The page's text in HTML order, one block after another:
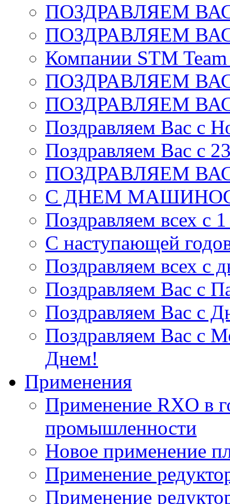
ПОЗДРАВЛЯЕМ
ПОЗДРАВЛЯЕМ
Компании STM Team
ПОЗДРАВЛЯЕМ
ПОЗДРАВЛЯЕМ
Поздравляем Вас с
Поздравляем Вас c
ПОЗДРАВЛЯЕМ
С ДНЕМ
Поздравляем всех с
С наступающей
Поздравляем всех с
Поздравляем Вас c
Поздравляем Вас с
Поздравляем Вас с
Днем!
Применения
Применение RXO в
промышленности
Новое применение
Применение
Применение